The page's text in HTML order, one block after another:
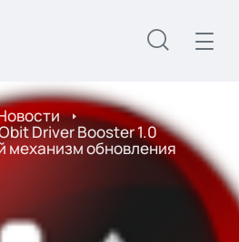
Driver Booster 1.0
механизм обновления